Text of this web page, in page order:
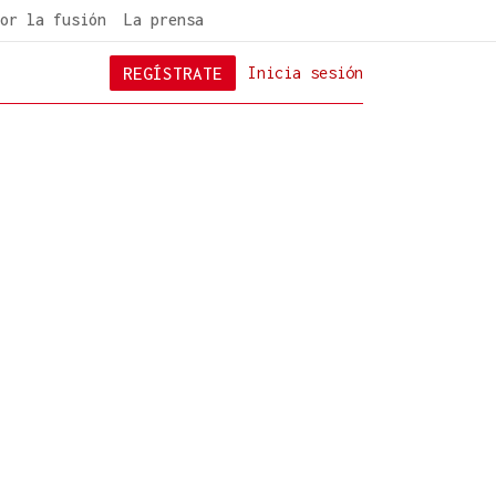
la fusión La prensa
Inicia sesión
REGÍSTRATE